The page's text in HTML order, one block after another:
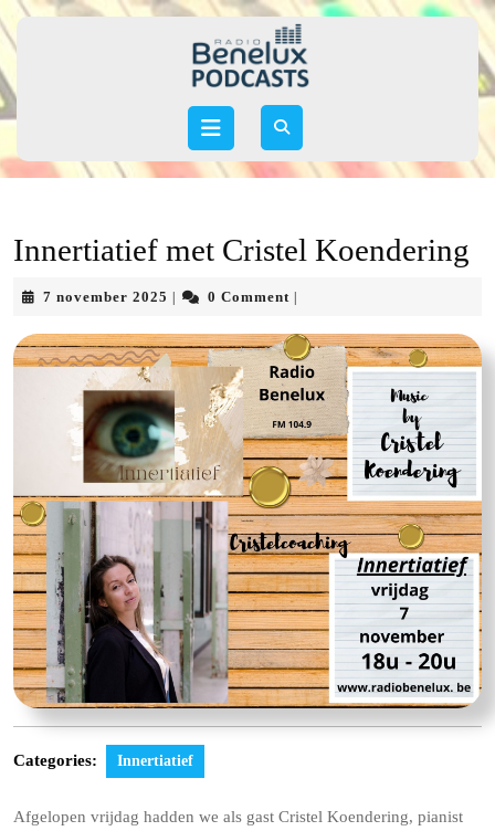
Skip
to
Open
Innertiatief met Cristel Koendering
7 november 2025 7
2025
0 Comment
Categories: Innertiatief
Afgelopen vrijdag hadden we als gast Cristel Koendering, pianist